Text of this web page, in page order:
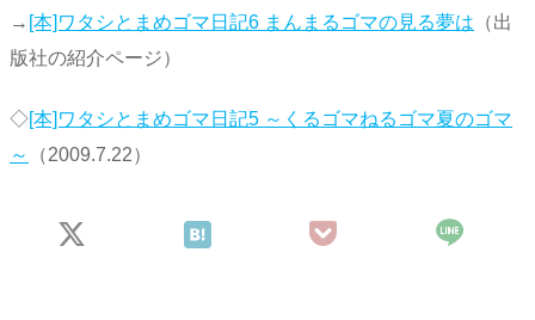
→ [本]ワタシとまめゴマ日記6 まんまるゴマの見る夢は （出
版社の紹介ページ）
◇[本]ワタシとまめゴマ日記5 ～くるゴマねるゴマ夏のゴマ
～
（2009.7.22）